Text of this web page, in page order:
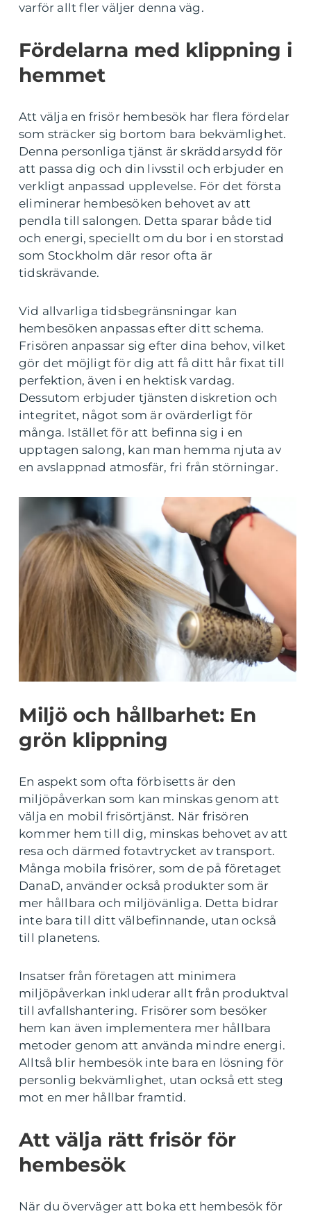
varför allt fler väljer denna väg.
Fördelarna med klippning i
hemmet
Att välja en frisör hembesök har flera fördelar
som sträcker sig bortom bara bekvämlighet.
Denna personliga tjänst är skräddarsydd för
att passa dig och din livsstil och erbjuder en
verkligt anpassad upplevelse. För det första
eliminerar hembesöken behovet av att
pendla till salongen. Detta sparar både tid
och energi, speciellt om du bor i en storstad
som Stockholm där resor ofta är
tidskrävande.
Vid allvarliga tidsbegränsningar kan
hembesöken anpassas efter ditt schema.
Frisören anpassar sig efter dina behov, vilket
gör det möjligt för dig att få ditt hår fixat till
perfektion, även i en hektisk vardag.
Dessutom erbjuder tjänsten diskretion och
integritet, något som är ovärderligt för
många. Istället för att befinna sig i en
upptagen salong, kan man hemma njuta av
en avslappnad atmosfär, fri från störningar.
Miljö och hållbarhet: En
grön klippning
En aspekt som ofta förbisetts är den
miljöpåverkan som kan minskas genom att
välja en mobil frisörtjänst. När frisören
kommer hem till dig, minskas behovet av att
resa och därmed fotavtrycket av transport.
Många mobila frisörer, som de på företaget
DanaD, använder också produkter som är
mer hållbara och miljövänliga. Detta bidrar
inte bara till ditt välbefinnande, utan också
till planetens.
Insatser från företagen att minimera
miljöpåverkan inkluderar allt från produktval
till avfallshantering. Frisörer som besöker
hem kan även implementera mer hållbara
metoder genom att använda mindre energi.
Alltså blir hembesök inte bara en lösning för
personlig bekvämlighet, utan också ett steg
mot en mer hållbar framtid.
Att välja rätt frisör för
hembesök
När du överväger att boka ett hembesök för